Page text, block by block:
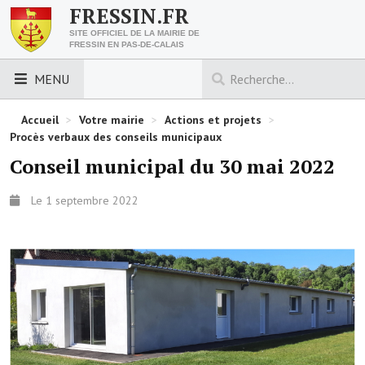
FRESSIN.FR
SITE OFFICIEL DE LA MAIRIE DE
FRESSIN EN PAS-DE-CALAIS
MENU
LES ESSENTIELS
Découvrez Fressin
Nous contacter
Horaires de la mairie
Les foulées fressinoises
ACCÈS RAPIDE
Accueil > Votre mairie > Actions et projets >
Procès verbaux des conseils municipaux
Conseil municipal du 30 mai 2022
Le 1 septembre 2022